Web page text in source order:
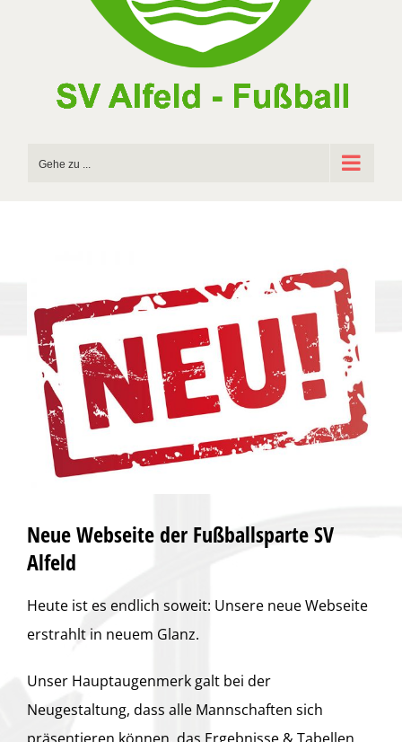
Gehe zu ...
Bild
Neue Webseite der Fußballsparte SV
Alfeld
Heute ist es endlich soweit: Unsere neue Webseite
erstrahlt in neuem Glanz.
Unser Hauptaugenmerk galt bei der
Neugestaltung, dass alle Mannschaften sich